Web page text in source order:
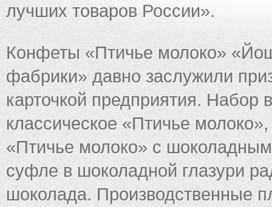
лучших товаров России».
Конфеты «Птичье молоко»
фабрики» давно заслужили
карточкой предприятия. Набор
классическое «Птичье
«Птичье молоко» с
суфле в шоколадной глазури
шоколада. Производственные